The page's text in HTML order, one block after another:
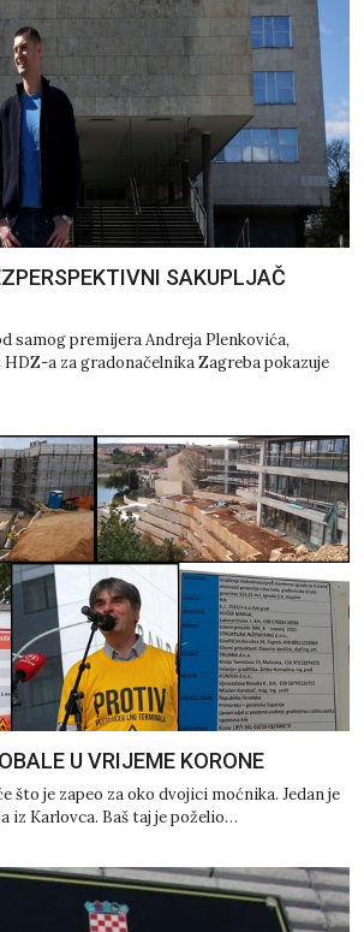
SAKUPLJAČ
samog premijera Andreja Plenkovića,
a za gradonačelnika Zagreba pokazuje
U VRIJEME KORONE
što je zapeo za oko dvojici moćnika. Jedan je
iz Karlovca. Baš taj je poželio…